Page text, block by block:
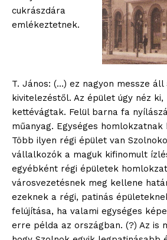
ELŐFIZETÉS
Hasznos
bSZ fiók
Előfizetés
Kapcsolat
Adatkezelési tájékoztató
cukrászdára
emlékeztetnek.
T. János: (…) ez nagyon messze áll
kivitelezéstől. Az épület úgy néz
kettévágtak. Felül barna fa
műanyag. Egységes homlokzatnak
Több ilyen régi épület van
vállalkozók a maguk kifinomult
egyébként régi épületek
városvezetésnek meg kellene
ezeknek a régi, patinás
felújítása, ha valami egységes
erre példa az országban. (?) Az is